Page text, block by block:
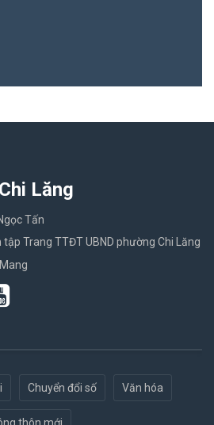
Lăng
Tấn
Trang TTĐT UBND phường Chi Lăng
Chuyển đổi số Văn hóa